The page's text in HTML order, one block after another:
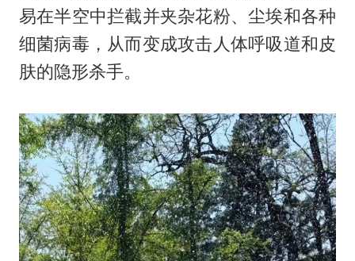
易在半空中拦截并夹杂花粉、尘埃和各种
细菌病毒，从而变成攻击人体呼吸道和皮
肤的隐形杀手。